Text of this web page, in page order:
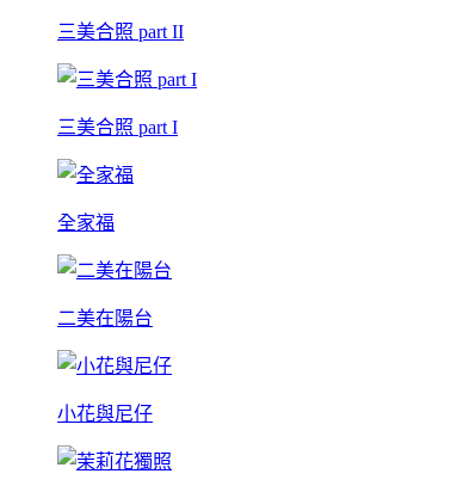
三美合照 part II
三美合照 part I
全家福
二美在陽台
小花與尼仔